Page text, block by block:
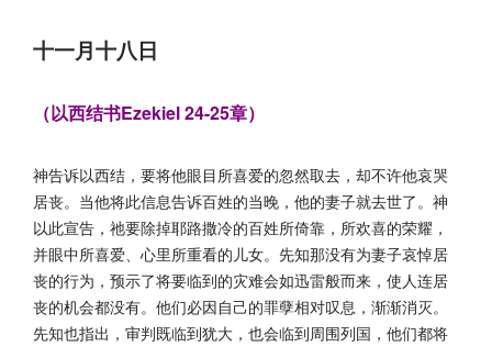
十一月十八日
（以西结书Ezekiel 24-25章）
神告诉以西结，要将他眼目所喜爱的忽然取去，却不许他哀哭
居丧。当他将此信息告诉百姓的当晚，他的妻子就去世了。神
以此宣告，祂要除掉耶路撒冷的百姓所倚靠，所欢喜的荣耀，
并眼中所喜爱、心里所重看的儿女。先知那没有为妻子哀悼居
丧的行为，预示了将要临到的灾难会如迅雷般而来，使人连居
丧的机会都没有。他们必因自己的罪孽相对叹息，渐渐消灭。
先知也指出，审判既临到犹大，也会临到周围列国，他们都将